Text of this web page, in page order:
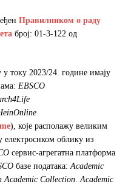
Правилником о раду
број: 01-3-122 од
у току 2023/24. године имају
EBSCO
), које располажу великим
електроснком облику из
сервис-агрегатна платформа
базе података: Academic
Academic Collection Academic